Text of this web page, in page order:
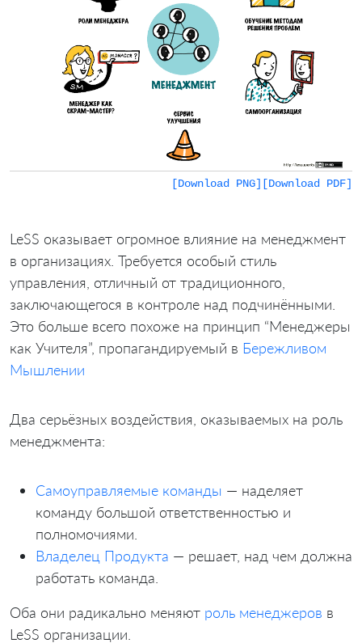
[Download PDF]
[Download PNG]
LeSS оказывает огромное влияние на менеджмент
в организациях. Требуется особый стиль
управления, отличный от традиционного,
заключающегося в контроле над подчинёнными.
Это больше всего похоже на принцип “Менеджеры
как Учителя”, пропагандируемый в Бережливом
Мышлении
Два серьёзных воздействия, оказываемых на роль
менеджмента:
Самоуправляемые команды — наделяет
команду большой ответственностью и
полномочиями.
Владелец Продукта — решает, над чем должна
работать команда.
Оба они радикально меняют роль менеджеров в
LeSS организации.